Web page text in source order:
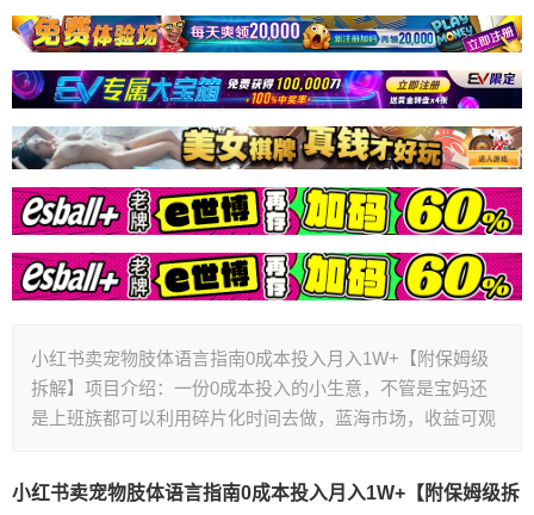
小红书卖宠物肢体语言指南0成本投入月入1W+【附保姆级
拆解】项目介绍：一份0成本投入的小生意，不管是宝妈还
是上班族都可以利用碎片化时间去做，蓝海市场，收益可观
小红书卖宠物肢体语言指南0成本投入月入1W+【附保姆级拆